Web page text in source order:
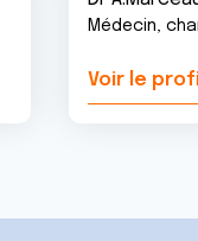
Médecin,
Voir le profil